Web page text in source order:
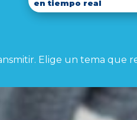
en tiempo real
Elige un tema